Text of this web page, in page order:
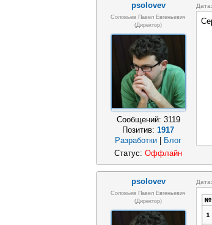
psolovev
Соловьев Павел Евгеньевич
(Директор)
Сообщений: 3119
Позитив: 1917
Разработки
Блог
Статус: Оффлайн
psolovev
Соловьев Павел Евгеньевич
(Директор)